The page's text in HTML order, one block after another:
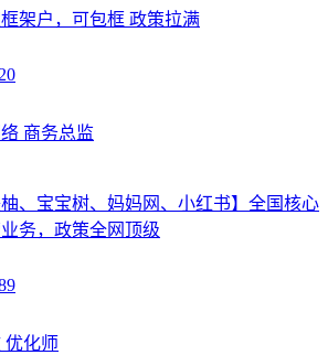
架户，可包框 政策拉满
商务总监
、宝宝树、妈妈网、小红书】全国核心
务，政策全网顶级
优化师